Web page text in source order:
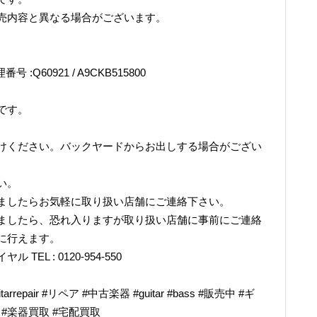
容と異なる場合がございます。
号 :Q60921 / A9CKB515800
。
ください。バックヤードからお出しする場合がござい
たらお気軽に取り扱い店舗にご連絡下さい。
したら、恐れ入りますが取り扱い店舗に事前にご連絡
えます。
ル TEL : 0120-954-550
#リペア #中古楽器 #guitar #bass #販売中 #ギ
楽器買取 #宅配買取